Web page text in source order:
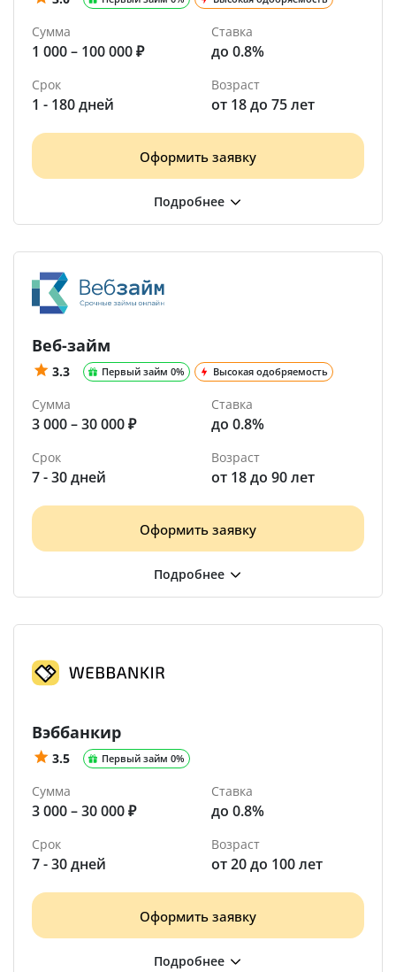
Сумма
1 000 – 100 000 ₽
Ставка
до 0.8%
Срок
1 - 180 дней
Возраст
от 18 до 75 лет
Оформить заявку
Веб-займ
3.3 Первый займ 0% Высокая одобряемость
Сумма
3 000 – 30 000 ₽
Ставка
до 0.8%
Срок
7 - 30 дней
Возраст
от 18 до 90 лет
Оформить заявку
Вэббанкир
3.5 Первый займ 0%
Сумма
3 000 – 30 000 ₽
Ставка
до 0.8%
Срок
7 - 30 дней
Возраст
от 20 до 100 лет
Оформить заявку